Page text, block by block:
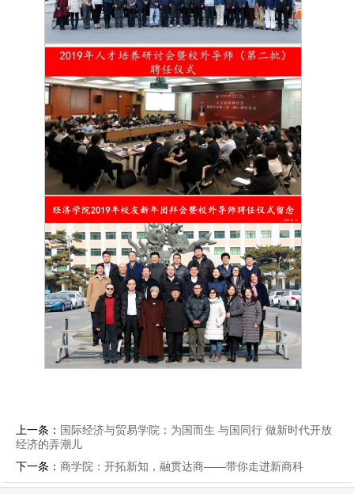
上一条： 国际经济与贸易学院：为国而生 与国同行 做新时代开放
经济的弄潮儿
下一条： 商学院：开拓新知，融贯达商——带你走进新商科